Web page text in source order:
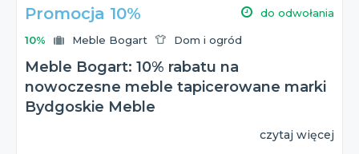
Promocja 10% do odwołania
10% Meble Bogart Dom i ogród
Meble Bogart: 10% rabatu na
nowoczesne meble tapicerowane marki
Bydgoskie Meble
czytaj więcej